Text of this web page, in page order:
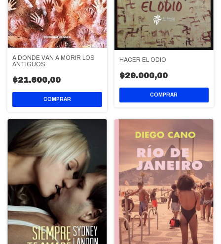
A DONDE VAN A MORIR LOS
ANTIGUOS
$21.600,00
HACER EL ODIO
$29.000,00